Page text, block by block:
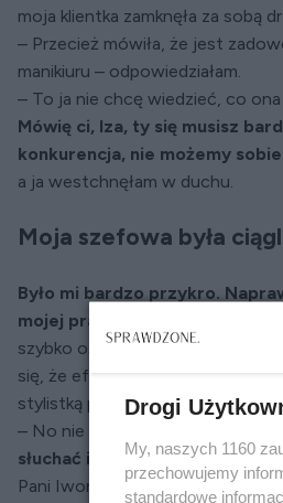
moja klientka zamknęła za sobą
– Przecież mówiła, że jest
manikiuru – odpowiedziałam.
– To ja nie chcę wiedzieć, co ona
Mówię ci, Iza, ty się musisz
konkurencja, nie możemy
a ja westchnęłam w duchu.
Moja szefowa była
Było mi bardzo przykro.
mojej pracy są zadowalające…
szybko ostygł. „Może faktycznie
się, że efekt mojej pracy był
stylistką paznokci dopiero od
– No nie martw się, jeszcze
słuchać i… być bardziej pojętna
Pani Iwona miała trudny
Drogi
My, naszych 1160
przechowujemy
standardowe